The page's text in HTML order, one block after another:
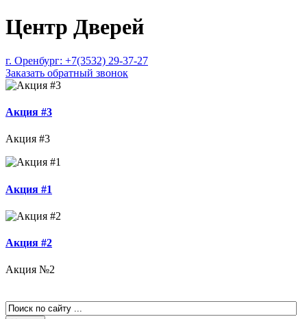
Центр Дверей
г. Оренбург: +7(3532) 29-37-27
Заказать обратный звонок
Акция #3
Акция #3
Акция #1
Акция #2
Акция №2